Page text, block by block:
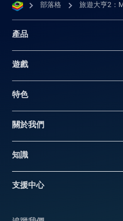
部落格 旅遊大亨2：
產品
遊戲
特色
關於我們
知識
支援中心